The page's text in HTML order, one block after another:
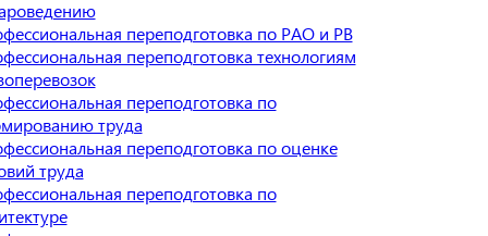
переподготовка по РАО и РВ
переподготовка технологиям
переподготовка по
труда
переподготовка по оценке
труда
переподготовка по